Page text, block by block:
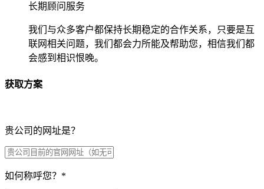
长期顾问服务
我们与众多客户都保持长期稳定的合作关系，只要是互
联网相关问题，我们都会力所能及帮助您，相信我们都
会感到相识恨晚。
获取方案
贵公司的网址是？
如何称呼您？ *